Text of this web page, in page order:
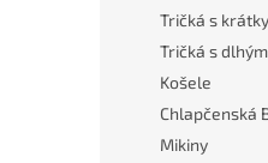
Tričká s
Tričká s
Košele
Chlapčenská
Mikiny